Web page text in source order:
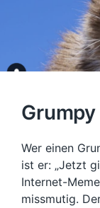
Wer einen
ist er: „Jetzt
Internet-
missmutig.